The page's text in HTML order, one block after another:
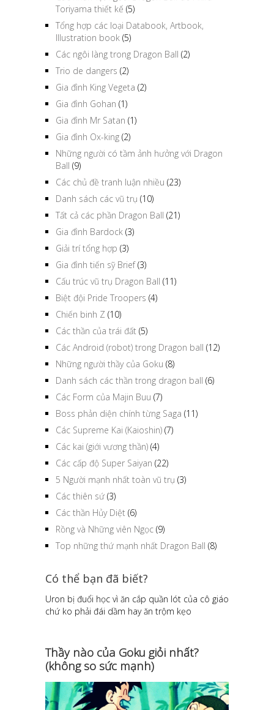
Toriyama thiết kế (5)
Tổng hợp các loại Databook, Artbook,
Illustration book (5)
Các ngôi làng trong Dragon Ball (2)
Trio de dangers (2)
Gia đình King Vegeta (2)
Gia đình Gohan (1)
Gia đình Mr Satan (1)
Gia đình Ox-king (2)
Những người có tầm ảnh hưởng với Dragon
Ball (9)
Các chủ đề tranh luận nhiều (23)
Danh sách các vũ trụ (10)
Tất cả các phần Dragon Ball (21)
Gia đình Bardock (3)
Giải trí tổng hợp (3)
Gia đình tiến sỹ Brief(3)
Cấu trúc vũ trụ Dragon Ball (11)
Biệt đội Pride Troopers (4)
Chiến binh Z (10)
Các thần của trái đất (5)
Các Android (robot) trong Dragon ball (12)
Những người thầy của Goku (8)
Danh sách các thần trong dragon ball (6)
Các Form của Majin Buu (7)
Boss phản diện chính từng Saga (11)
Các Supreme Kai (Kaioshin) (7)
Các kai (giới vương thần) (4)
Các cấp độ Super Saiyan (22)
5 Người mạnh nhất toàn vũ trụ (3)
Các thiên sứ (3)
Các thần Hủy Diệt (6)
Rồng và Những viên Ngọc (9)
Top những thứ mạnh nhất Dragon Ball (8)
Có thể bạn đã biết?
Uron bị đuổi học vì ăn cắp quần lót của cô giáo
chứ ko phải đái dầm hay ăn trộm kẹo
Thầy nào của Goku giỏi nhất?
(không so sức mạnh)